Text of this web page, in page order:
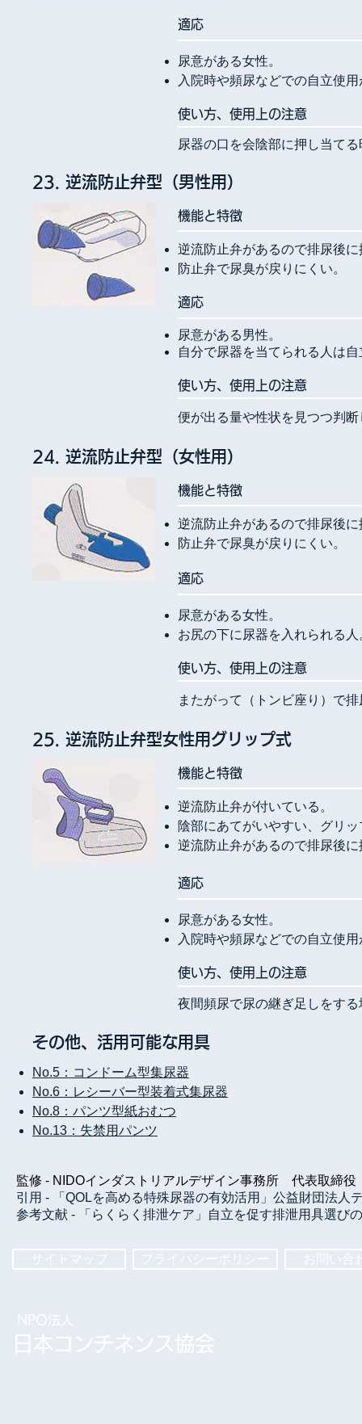
​適応
尿意がある女性。
入院時や頻尿などでの自立使
使い方、使用上の注意
尿器の口を会陰部に押し当て
23. 逆流防止弁型（男性用）
​機能と特徴
逆流防止弁があるので排尿後
防止弁で尿臭が戻りにくい。
​適応
尿意がある男性。
自分で尿器を当てられる人は自
使い方、使用上の注意
便が出る量や性状を見つつ判
24. 逆流防止弁型（女性用）
​機能と特徴
逆流防止弁があるので排尿後
防止弁で尿臭が戻りにくい。
​適応
尿意がある女性。
お尻の下に尿器を入れられる人
使い方、使用上の注意
またがって（トンビ座り）で
25. 逆流防止弁型女性用グリップ式
​機能と特徴
逆流防止弁が付いている。
陰部にあてがいやすい、グリ
逆流防止弁があるので排尿後
​適応
尿意がある女性。
入院時や頻尿などでの自立使
使い方、使用上の注意
夜間頻尿で尿の継ぎ足しをす
その他、活用可能な用具
No.5：コンドーム型集尿器
No.6：レシーバー型装着式集尿器
No.8：パンツ型紙おむつ
No.13：失禁用パンツ
監修 ‐ NIDOインダストリアルデザイン事務所 代表取締
引用 - 「QOLを高める特殊尿器の有効活用」公益財団法
参考文献 - 「らくらく排泄ケア」自立を促す排泄用具選び
サイトマップ プライバシーポリシー お問い合
NPO法人
​日本コンチネンス協会